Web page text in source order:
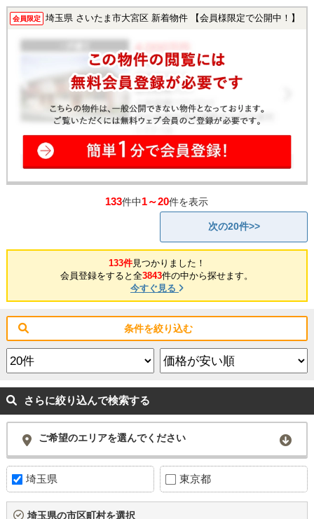
会員限定 埼玉県 さいたま市大宮区 新着物件 【会員様限定で公開中！】
133件中1～20件を表示
次の20件>>
133件見つかりました！
会員登録をすると全3843件の中から探せます。
今すぐ見る
条件を絞り込む
さらに絞り込んで検索する
ご希望のエリアを選んでください
埼玉県 東京都
埼玉県の市区町村を選択